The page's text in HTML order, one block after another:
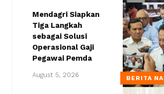
BERITA
Mendagri Siapkan
Tiga Langkah
sebagai Solusi
Operasional Gaji
Pegawai Pemda
August 5, 2026